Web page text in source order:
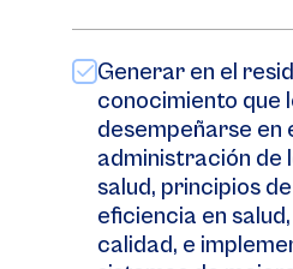
Generar en el
conocimiento que
desempeñarse en
administración de
salud, principios
eficiencia en
calidad, e